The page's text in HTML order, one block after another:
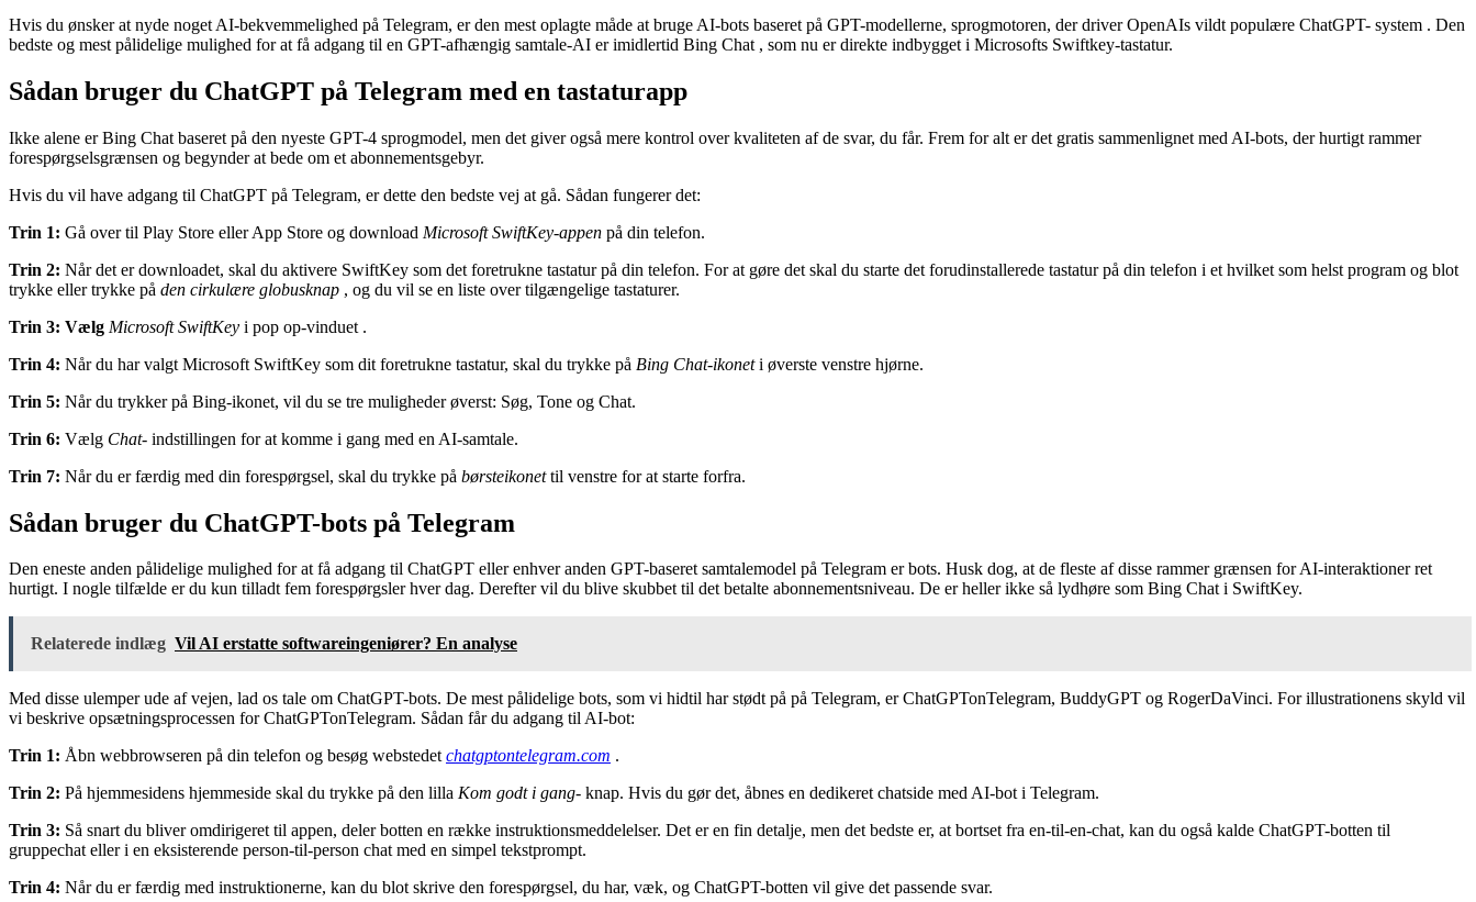
Hvis du ønsker at nyde noget AI-bekvemmelighed på Telegram, er den mest oplagte måde at bruge AI-bots baseret på GPT-modellerne, sprogmotoren, der driver OpenAIs vildt populære ChatGPT- system . Den
bedste og mest pålidelige mulighed for at få adgang til en GPT-afhængig samtale-AI er imidlertid Bing Chat , som nu er direkte indbygget i Microsofts Swiftkey-tastatur.
Sådan bruger du ChatGPT på Telegram med en tastaturapp
Ikke alene er Bing Chat baseret på den nyeste GPT-4 sprogmodel, men det giver også mere kontrol over kvaliteten af ​​de svar, du får. Frem for alt er det gratis sammenlignet med AI-bots, der hurtigt rammer
forespørgselsgrænsen og begynder at bede om et abonnementsgebyr.
Hvis du vil have adgang til ChatGPT på Telegram, er dette den bedste vej at gå. Sådan fungerer det:
Trin 1: Gå over til Play Store eller App Store og download Microsoft SwiftKey-appen på din telefon.
Trin 2: Når det er downloadet, skal du aktivere SwiftKey som det foretrukne tastatur på din telefon. For at gøre det skal du starte det forudinstallerede tastatur på din telefon i et hvilket som helst program og blot
trykke eller trykke på den cirkulære globusknap , og du vil se en liste over tilgængelige tastaturer.
Trin 3: Vælg Microsoft SwiftKey i pop op-vinduet .
Trin 4: Når du har valgt Microsoft SwiftKey som dit foretrukne tastatur, skal du trykke på Bing Chat-ikoneti øverste venstre hjørne.
Trin 5: Når du trykker på Bing-ikonet, vil du se tre muligheder øverst: Søg, Tone og Chat.
Trin 6: Vælg Chat- indstillingen for at komme i gang med en AI-samtale.
Trin 7: Når du er færdig med din forespørgsel, skal du trykke på børsteikonettil venstre for at starte forfra.
Sådan bruger du ChatGPT-bots på Telegram
Den eneste anden pålidelige mulighed for at få adgang til ChatGPT eller enhver anden GPT-baseret samtalemodel på Telegram er bots. Husk dog, at de fleste af disse rammer grænsen for AI-interaktioner ret
hurtigt. I nogle tilfælde er du kun tilladt fem forespørgsler hver dag. Derefter vil du blive skubbet til det betalte abonnementsniveau. De er heller ikke så lydhøre som Bing Chat i SwiftKey.
Relaterede indlæg Vil AI erstatte softwareingeniører? En analyse
Med disse ulemper ude af vejen, lad os tale om ChatGPT-bots. De mest pålidelige bots, som vi hidtil har stødt på på Telegram, er ChatGPTonTelegram, BuddyGPT og RogerDaVinci. For illustrationens skyld vil
vi beskrive opsætningsprocessen for ChatGPTonTelegram. Sådan får du adgang til AI-bot:
Trin 1: Åbn webbrowseren på din telefon og besøg webstedetchatgptontelegram.com .
Trin 2: På hjemmesidens hjemmeside skal du trykke på den lilla Kom godt i gang- knap. Hvis du gør det, åbnes en dedikeret chatside med AI-bot i Telegram.
Trin 3: Så snart du bliver omdirigeret til appen, deler botten en række instruktionsmeddelelser. Det er en fin detalje, men det bedste er, at bortset fra en-til-en-chat, kan du også kalde ChatGPT-botten til
gruppechat eller i en eksisterende person-til-person chat med en simpel tekstprompt.
Trin 4: Når du er færdig med instruktionerne, kan du blot skrive den forespørgsel, du har, væk, og ChatGPT-botten vil give det passende svar.